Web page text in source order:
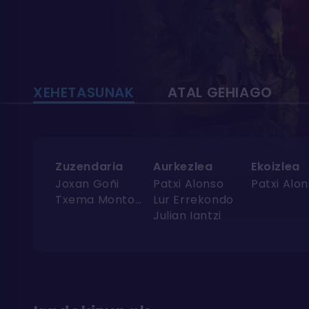
XEHETASUNAK ATAL GEHIAGO
Zuzendaria
Joxan Goñi
Txema Montoya
Aurkezlea
Patxi Alonso
Lur Errekondo
Julian Iantzi
Ekoizlea
Patxi